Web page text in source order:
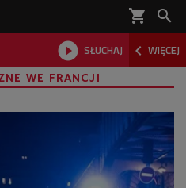
shopping_cart 
 SŁUCHAJ  WIĘCEJ

WE FRANCJI